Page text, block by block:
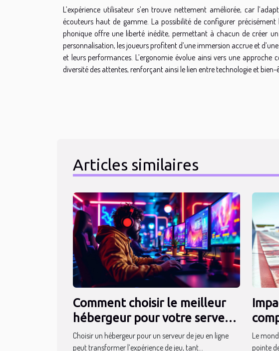
L’expérience utilisateur s’en trouve nettement améliorée, car
écouteurs haut de gamme. La possibilité de configurer
phonique offre une liberté inédite, permettant à chacun de créer
personnalisation, les joueurs profitent d’une immersion accrue et
et leurs performances. L’ergonomie évolue ainsi vers une
diversité des attentes, renforçant ainsi le lien entre technologie et bien-
Articles similaires
Comment choisir le meilleur
hébergeur pour votre serveur
de jeu en ligne ?
Choisir un hébergeur pour un serveur de jeu en ligne
peut transformer l’expérience de jeu, tant...
Le
pointe